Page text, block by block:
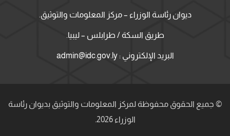
ديوان رئاسة الوزراء – مركز المعلومات والتوثيق.
طريق السكة / طرابلس – ليبيا.
البريد الإلكتروني : admin@idc.gov.ly
© جميع الحقوق محفوظة لمركز المعلومات والتوثيق بديوان رئاسة
الوزراء 2026.